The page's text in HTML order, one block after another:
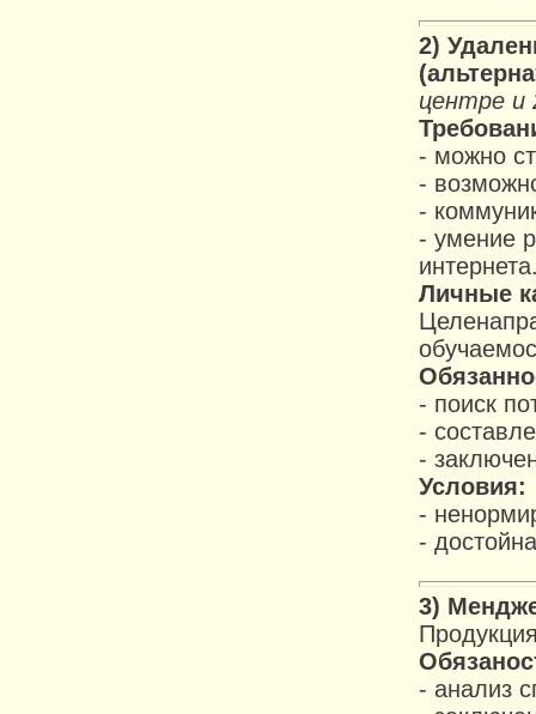
2)
центре и
- можно
-
-
- умение
Личные
- поиск
-
-
Условия:
-
-
3)
- анализ